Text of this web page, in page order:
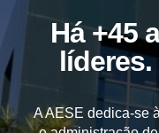
Há +45
A AESE dedica-se